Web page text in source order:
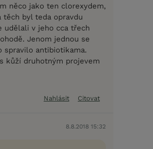
něco jako ten clorexydem,
byl teda opravdu
udělali v jeho cca třech
Jenom jednou se
spravilo antibiotikama.
kůží druhotným projevem
Nahlásit Citovat
8.8.2018 15:32